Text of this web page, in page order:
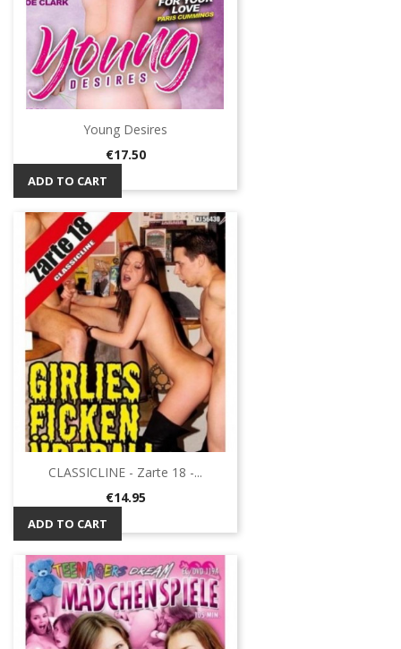
Young Desires
Price
€17.50
ADD TO CART
CLASSICLINE - Zarte 18 -...
Price
€14.95
ADD TO CART